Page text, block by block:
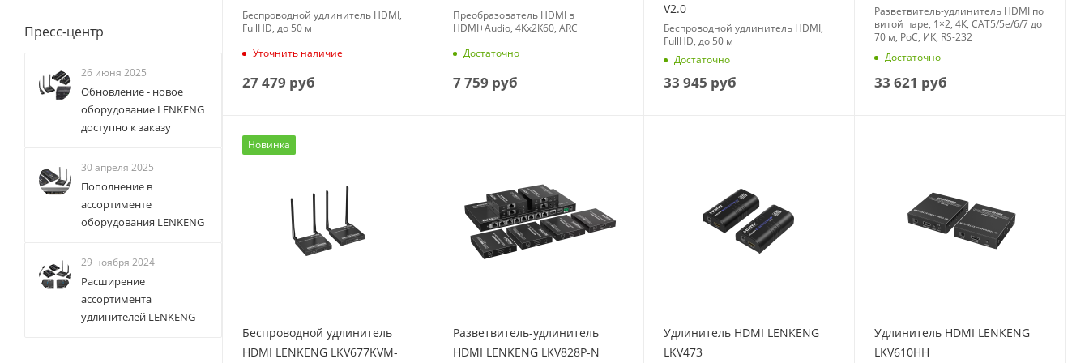
Беспроводной удлинитель HDMI,
FullHD, до 50 м
Уточнить наличие
27 479 руб
Преобразователь HDMI в
HDMI+Audio, 4Kx2K60, ARC
Достаточно
7 759 руб
V2.0
Беспроводной удлинитель HDMI,
FullHD, до 50 м
Достаточно
33 945 руб
Разветвитель-удлинитель HDMI по
витой паре, 1×2, 4К, CAT5/5e/6/7 до
70 м, PoC, ИК, RS-232
Достаточно
33 621 руб
Новинка
Беспроводной удлинитель
HDMI LENKENG LKV677KVM-
Разветвитель-удлинитель
HDMI LENKENG LKV828P-N
Удлинитель HDMI LENKENG
LKV473
Удлинитель HDMI LENKENG
LKV610HH
Пресс-центр
26 июня 2025
Обновление - новое
оборудование LENKENG
доступно к заказу
30 апреля 2025
Пополнение в
ассортименте
оборудования LENKENG
29 ноября 2024
Расширение
ассортимента
удлинителей LENKENG